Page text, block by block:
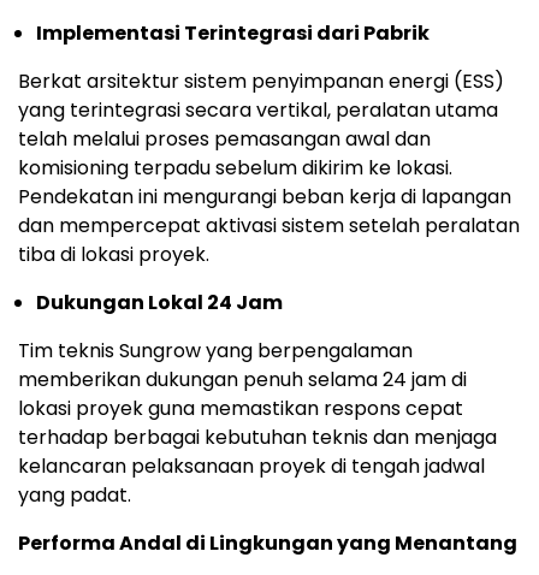
Implementasi Terintegrasi dari Pabrik
Berkat arsitektur sistem penyimpanan energi (ESS)
yang terintegrasi secara vertikal, peralatan utama
telah melalui proses pemasangan awal dan
komisioning terpadu sebelum dikirim ke lokasi.
Pendekatan ini mengurangi beban kerja di lapangan
dan mempercepat aktivasi sistem setelah peralatan
tiba di lokasi proyek.
Dukungan Lokal 24 Jam
Tim teknis Sungrow yang berpengalaman
memberikan dukungan penuh selama 24 jam di
lokasi proyek guna memastikan respons cepat
terhadap berbagai kebutuhan teknis dan menjaga
kelancaran pelaksanaan proyek di tengah jadwal
yang padat.
Performa Andal di Lingkungan yang Menantang